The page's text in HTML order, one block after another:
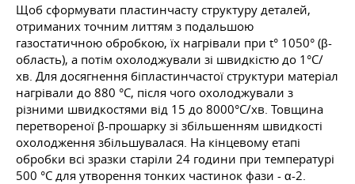
Щоб сформувати пластинчасту структуру деталей,
отриманих точним литтям з подальшою
газостатичною обробкою, їх нагрівали при t° 1050° (β-
область), а потім охолоджували зі швидкістю до 1°С/
хв. Для досягнення біпластинчастої структури матеріал
нагрівали до 880 °C, після чого охолоджували з
різними швидкостями від 15 до 8000°С/хв. Товщина
перетвореної β-прошарку зі збільшенням швидкості
охолодження збільшувалася. На кінцевому етапі
обробки всі зразки старіли 24 години при температурі
500 °C для утворення тонких частинок фази - α-2.